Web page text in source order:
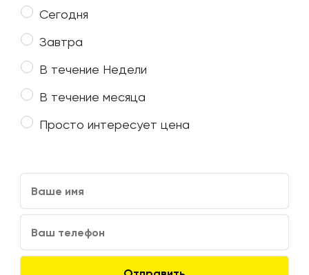
Сегодня
Завтра
В течение Недели
В течение месяца
Просто интересует цена